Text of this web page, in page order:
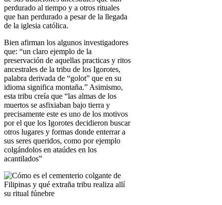
perdurado al tiempo y a otros rituales
que han perdurado a pesar de la llegada
de la iglesia católica.
Bien afirman los algunos investigadores
que: “un claro ejemplo de la
preservación de aquellas practicas y ritos
ancestrales de la tribu de los Igorotes,
palabra derivada de “golot” que en su
idioma significa montaña.” Asimismo,
esta tribu creía que “las almas de los
muertos se asfixiaban bajo tierra y
precisamente este es uno de los motivos
por el que los Igorotes decidieron buscar
otros lugares y formas donde enterrar a
sus seres queridos, como por ejemplo
colgándolos en ataúdes en los
acantilados”